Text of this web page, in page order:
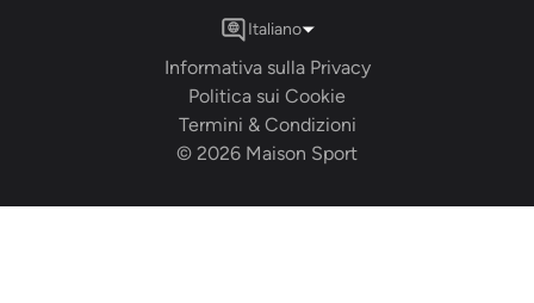
© 2026 Maison Sport
Termini & Condizioni
Politica sui Cookie
Informativa sulla Privacy
Italiano